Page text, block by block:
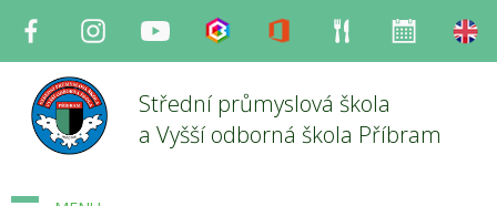
Facebook InstagramYoutube Bakaláři Office Strava
Střední průmyslová škola
a Vyšší odborná škola Příbram